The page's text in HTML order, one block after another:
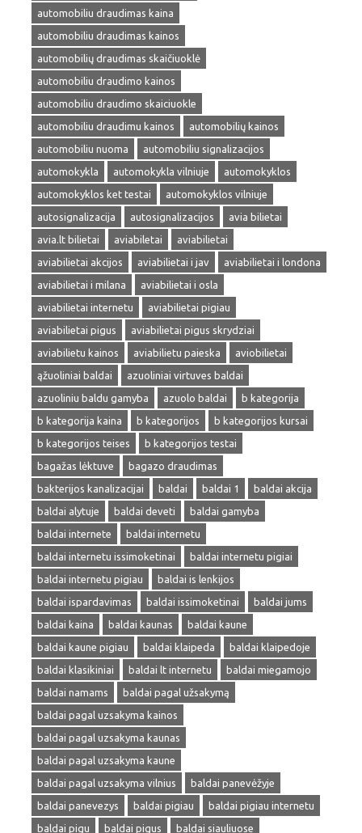
automobiliu draudimas kaina
automobiliu draudimas kainos
automobilių draudimas skaičiuoklė
automobiliu draudimo kainos
automobiliu draudimo skaiciuokle
automobiliu draudimu kainos
automobilių kainos
automobiliu nuoma
automobiliu signalizacijos
automokykla
automokykla vilniuje
automokyklos
automokyklos ket testai
automokyklos vilniuje
autosignalizacija
autosignalizacijos
avia bilietai
avia.lt bilietai
aviabiletai
aviabilietai
aviabilietai akcijos
aviabilietai i jav
aviabilietai i londona
aviabilietai i milana
aviabilietai i osla
aviabilietai internetu
aviabilietai pigiau
aviabilietai pigus
aviabilietai pigus skrydziai
aviabilietu kainos
aviabilietu paieska
aviobilietai
ąžuoliniai baldai
azuoliniai virtuves baldai
azuoliniu baldu gamyba
azuolo baldai
b kategorija
b kategorija kaina
b kategorijos
b kategorijos kursai
b kategorijos teises
b kategorijos testai
bagažas lėktuve
bagazo draudimas
bakterijos kanalizacijai
baldai baldai 1
baldai akcija
baldai alytuje
baldai deveti
baldai gamyba
baldai internete
baldai internetu
baldai internetu issimoketinai
baldai internetu pigiai
baldai internetu pigiau
baldai is lenkijos
baldai ispardavimas
baldai issimoketinai
baldai jums
baldai kaina
baldai kaunas
baldai kaune
baldai kaune pigiau
baldai klaipeda
baldai klaipedoje
baldai klasikiniai
baldai lt internetu
baldai miegamojo
baldai namams
baldai pagal užsakymą
baldai pagal uzsakyma kainos
baldai pagal uzsakyma kaunas
baldai pagal uzsakyma kaune
baldai pagal uzsakyma vilnius
baldai panevėžyje
baldai panevezys
baldai pigiau
baldai pigiau internetu
baldai pigu
baldai pigus baldai siauliuose